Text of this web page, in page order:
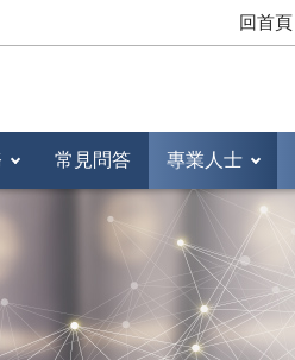
回首頁
常見問答 專業人士